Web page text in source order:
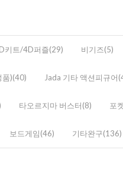
키트/4D퍼즐(29) 비기즈(5)
품)(40) Jada 기타 액션피규어
타오르지마 버스터(8) 포
보드게임(46) 기타완구(136)